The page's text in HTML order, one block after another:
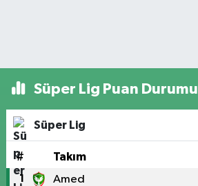
Süper Lig Puan Durumu
Süper Lig
# Takım
1 Amed